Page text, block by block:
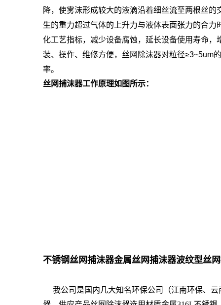
降，使雾沫形成较大的液滴沿着细丝流至两根丝
生的重力超过气体的上升力与液体表面张力的合
化工艺指标，减少设备腐蚀，延长设备使用寿命
装、操作、维修方便，丝网除沫器对粒径≥3~5um
率。
丝网捕沫器工作原理如图所示：
不锈钢丝网捕沫器金属丝网捕沫器波纹型丝
我公司是国内几大知名环保公司（江南环保、云